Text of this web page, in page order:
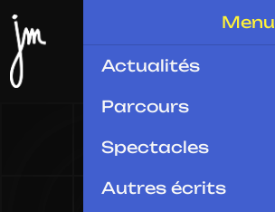
Menu
Actualités
Parcours
Spectacles
Autres écrits